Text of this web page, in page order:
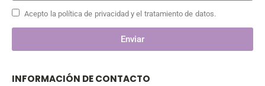
Acepto la política de privacidad y el tratamiento de datos.
Enviar
INFORMACIÓN DE CONTACTO